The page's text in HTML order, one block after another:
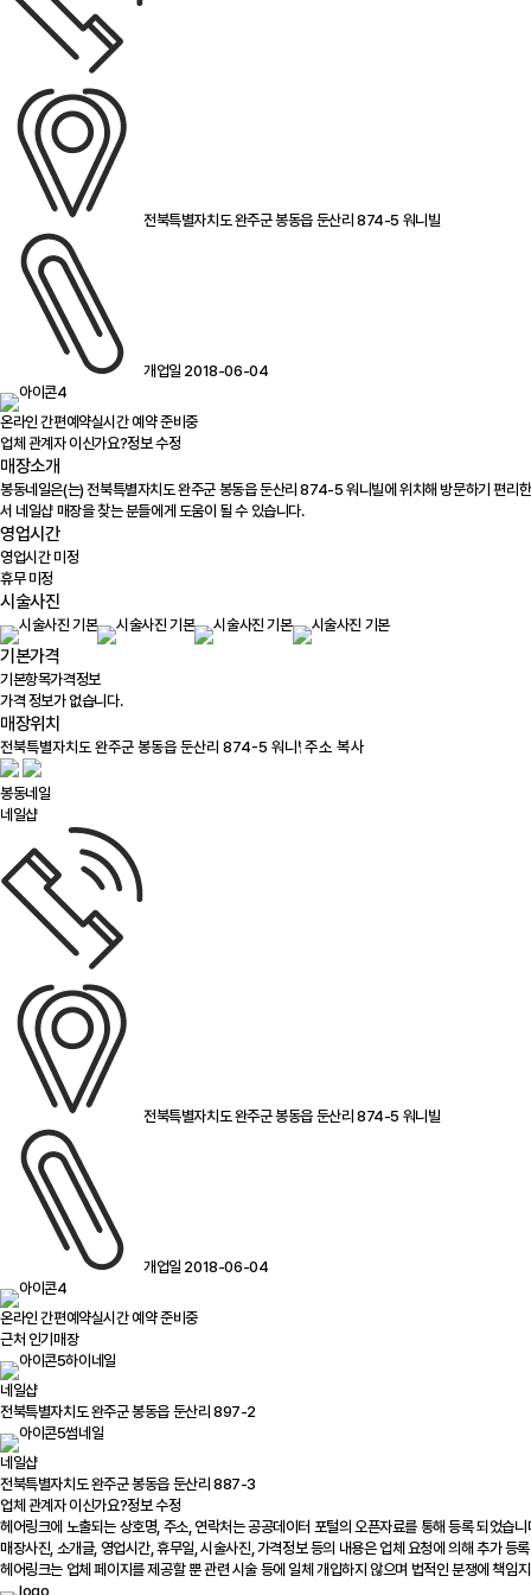
전북특별자치도 완주군 봉동읍 둔산리 874-5 워니빌
개업일 2018-06-04
온라인 간편예약실시간 예약 준비중
업체 관계자 이신가요?정보 수정
매장소개
봉동네일은(는) 전북특별자치도 완주군 봉동읍 둔산리 874-5 워니빌에 위치해 방문하기 편리
서 네일샵 매장을 찾는 분들에게 도움이 될 수 있습니다.
영업시간
영업시간 미정
휴무 미정
시술사진
기본가격
기본항목가격정보
가격 정보가 없습니다.
매장위치
주소 복사
봉동네일
네일샵
전북특별자치도 완주군 봉동읍 둔산리 874-5 워니빌
개업일 2018-06-04
온라인 간편예약실시간 예약 준비중
근처 인기매장
하이네일
네일샵
전북특별자치도 완주군 봉동읍 둔산리 897-2
썸네일
네일샵
전북특별자치도 완주군 봉동읍 둔산리 887-3
업체 관계자 이신가요?정보 수정
헤어링크에 노출되는 상호명, 주소, 연락처는 공공데이터 포털의 오픈자료를 통해 등록 되었습니
매장사진, 소개글, 영업시간, 휴무일, 시술사진, 가격정보 등의 내용은 업체 요청에 의해 추가 등
헤어링크는 업체 페이지를 제공할 뿐 관련 시술 등에 일체 개입하지 않으며 법적인 분쟁에 책임